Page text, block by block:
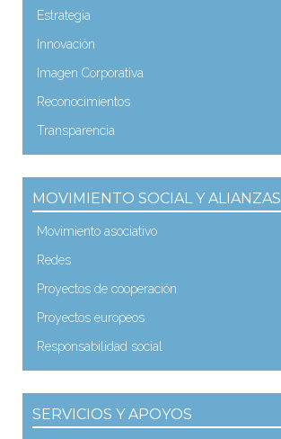
Estrategia
Innovación
Imagen Corporativa
Reconocimientos
Transparencia
MOVIMIENTO SOCIAL Y ALIANZAS
Movimiento asociativo
Redes
Proyectos de cooperación
Proyectos europeos
Responsabilidad social
SERVICIOS Y APOYOS